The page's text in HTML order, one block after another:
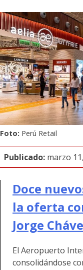
Foto: Perú Retail
Publicado: marzo
Doce
la oferta
Jorge
El Aeropuerto
consolidándose